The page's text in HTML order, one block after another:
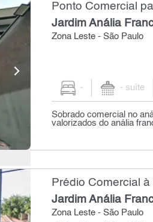
Ponto Comercial
Jardim Anália
Zona Leste - São Paulo
- - suíte
Sobrado comercial no
valorizados do anália
Prédio Comercial
Jardim Anália
Zona Leste - São Paulo